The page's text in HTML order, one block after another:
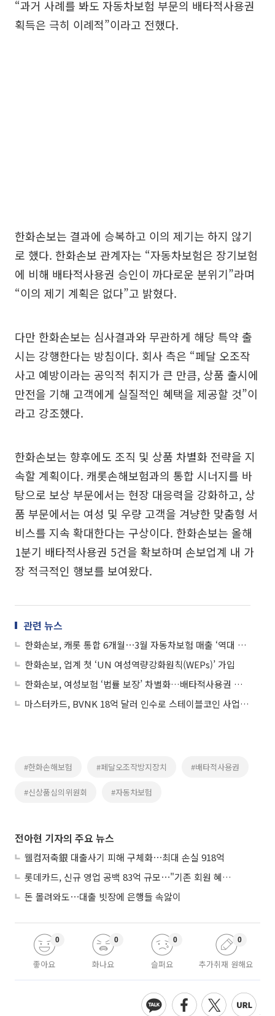
“과거 사례를 봐도 자동차보험 부문의 배타적사용권
획득은 극히 이례적”이라고 전했다.
한화손보는 결과에 승복하고 이의 제기는 하지 않기
로 했다. 한화손보 관계자는 “자동차보험은 장기보험
에 비해 배타적사용권 승인이 까다로운 분위기”라며
“이의 제기 계획은 없다”고 밝혔다.
다만 한화손보는 심사결과와 무관하게 해당 특약 출
시는 강행한다는 방침이다. 회사 측은 “페달 오조작
사고 예방이라는 공익적 취지가 큰 만큼, 상품 출시에
만전을 기해 고객에게 실질적인 혜택을 제공할 것”이
라고 강조했다.
한화손보는 향후에도 조직 및 상품 차별화 전략을 지
속할 계획이다. 캐롯손해보험과의 통합 시너지를 바
탕으로 보상 부문에서는 현장 대응력을 강화하고, 상
품 부문에서는 여성 및 우량 고객을 겨냥한 맞춤형 서
비스를 지속 확대한다는 구상이다. 한화손보는 올해
1분기 배타적사용권 5건을 확보하며 손보업계 내 가
장 적극적인 행보를 보여왔다.
관련 뉴스
한화손보, 캐롯 통합 6개월⋯3월 자동차보험 매출 ‘역대 최대’
한화손보, 업계 첫 ‘UN 여성역량강화원칙(WEPs)’ 가입
한화손보, 여성보험 ‘법률 보장’ 차별화…배타적사용권 확보
마스터카드, BVNK 18억 달러 인수로 스테이블코인 사업 본격 확장
#한화손해보험 #페달오조작방지장치 #배타적사용권
#신상품심의위원회 #자동차보험
전아현 기자의 주요 뉴스
웰컴저축銀 대출사기 피해 구체화⋯최대 손실 918억
롯데카드, 신규 영업 공백 83억 규모⋯"기존 회원 혜택으로 방어"
돈 몰려와도⋯대출 빗장에 은행들 속앓이
좋아요
0
화나요
0
슬퍼요
0
추가취재 원해요
0